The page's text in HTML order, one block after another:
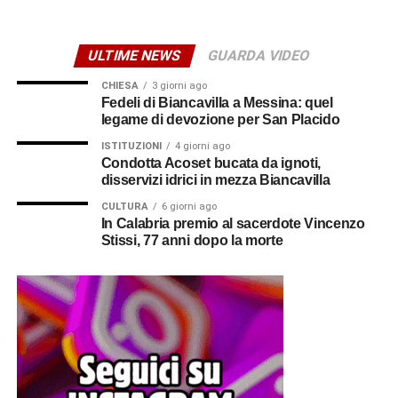
Da valutare a parte il
risarcimento danni
Diverso è il discorso per gli alimenti deteriorati nei
frigoriferi e nei congelatori o per eventuali
apparecchiature danneggiate. In questi casi non opera
l’indennizzo automatico, ma è possibile chiedere il
l’indirizzo della fornitura, la descrizione del blackout,
l’elenco dei beni danneggiati e una stima del loro valore.
È consigliabile allegare fotografie, scontrini d’acquisto, se
disponibili, e qualsiasi altro documento utile a dimostrare
il danno.
ULTIME NEWS GUARDA VIDEO
CHIESA 3 giorni ago
Fedeli di Biancavilla a Messina: quel
legame di devozione per San Placido
ISTITUZIONI 4 giorni ago
Condotta Acoset bucata da ignoti,
disservizi idrici in mezza Biancavilla
CULTURA 6 giorni ago
In Calabria premio al sacerdote Vincenzo
Stissi, 77 anni dopo la morte